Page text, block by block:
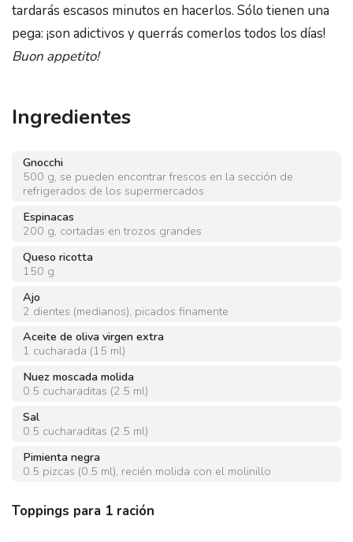
tardarás escasos minutos en hacerlos. Sólo tienen una
pega: ¡son adictivos y querrás comerlos todos los días!
Buon appetito!
Ingredientes
Gnocchi
500 g, se pueden encontrar frescos en la sección de
refrigerados de los supermercados
Espinacas
200 g, cortadas en trozos grandes
Queso ricotta
150 g
Ajo
2 dientes (medianos), picados finamente
Aceite de oliva virgen extra
1 cucharada (15 ml)
Nuez moscada molida
0.5 cucharaditas (2.5 ml)
Sal
0.5 cucharaditas (2.5 ml)
Pimienta negra
0.5 pizcas (0.5 ml), recién molida con el molinillo
Toppings para 1 ración